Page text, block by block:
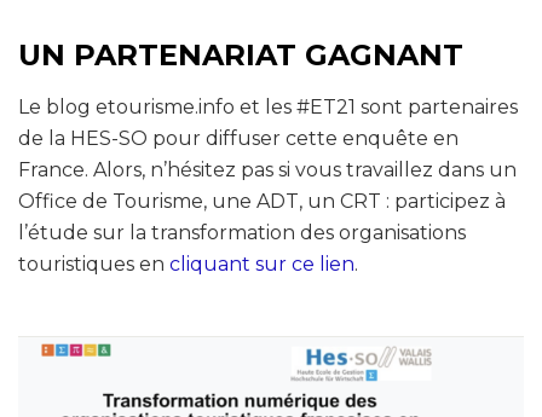
UN PARTENARIAT GAGNANT
Le blog etourisme.info et les #ET21 sont partenaires
de la HES-SO pour diffuser cette enquête en
France. Alors, n’hésitez pas si vous travaillez dans un
Office de Tourisme, une ADT, un CRT : participez à
l’étude sur la transformation des organisations
touristiques en cliquant sur ce lien.